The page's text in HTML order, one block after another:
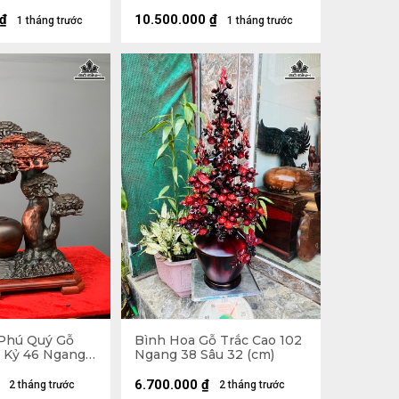
Rễ Nhai
1 tháng trước
₫
Kính 18 (cm)
1 tháng trước
10.500.000 ₫
Quý Gỗ
Kỷ 46 Ngang
12 (cm)
2 tháng trước
Bình Hoa Gỗ Trắc Cao 102
Ngang 38 Sâu 32 (cm)
2 tháng trước
6.700.000 ₫